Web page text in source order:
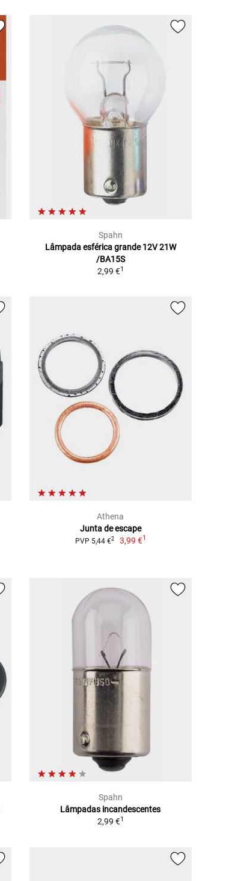
Spahn
Lâmpada esférica grande 12V 21W
/BA15S
2,99 €1
Athena
Junta de escape
PVP 5,44 €2 3,99 €1
Spahn
Lâmpadas incandescentes
2,99 €1